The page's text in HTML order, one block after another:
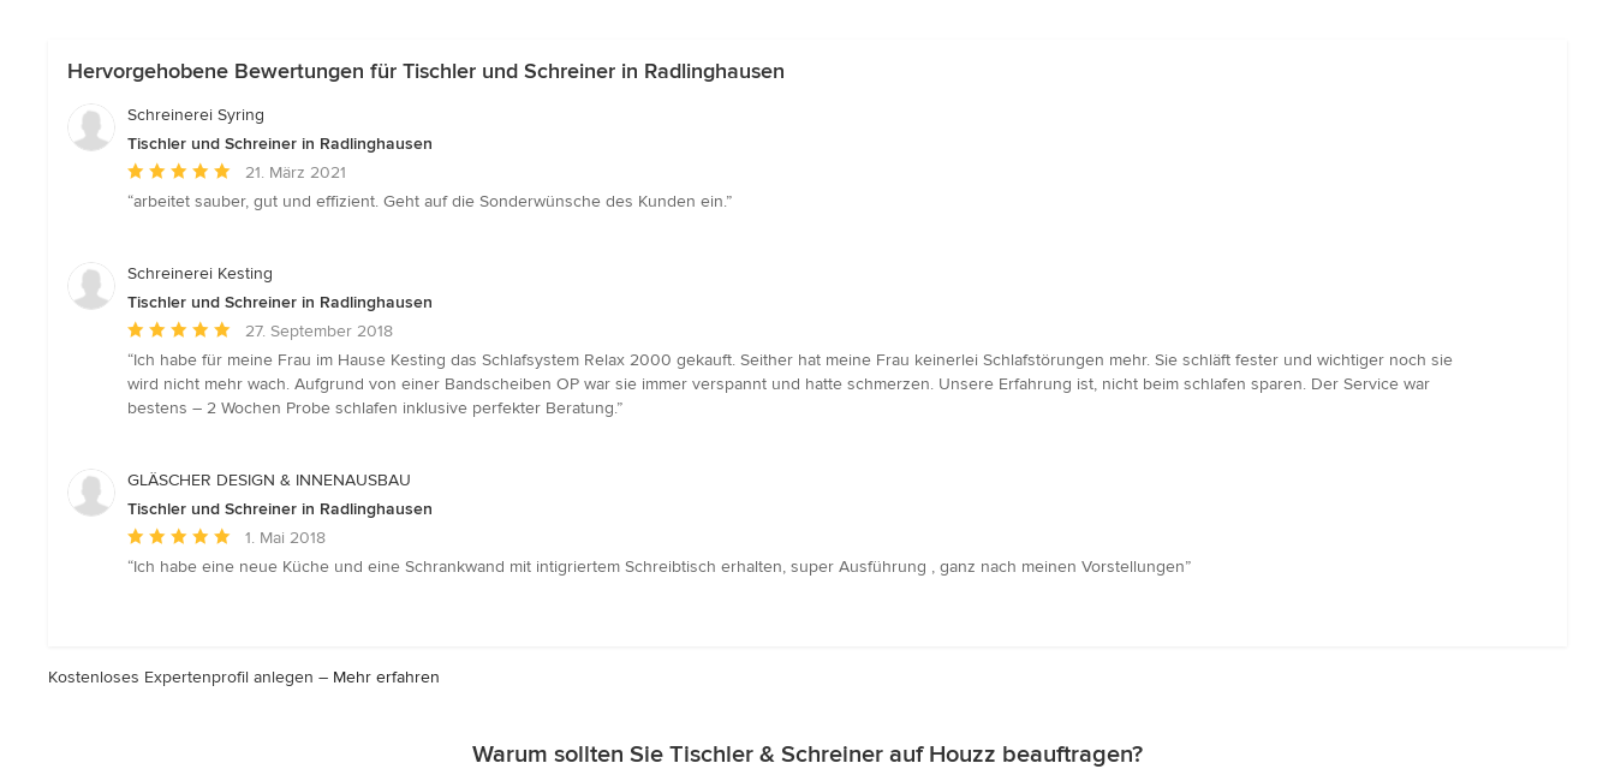
Hervorgehobene Bewertungen für Tischler und Schreiner in Radlinghausen
Schreinerei Syring
Tischler und Schreiner in Radlinghausen
Durchschnittliche
Bewertung:
5
21. März 2021
“arbeitet sauber, gut und effizient. Geht auf die Sonderwünsche des Kunden ein.”
Schreinerei Kesting
Tischler und Schreiner in Radlinghausen
Durchschnittliche
Bewertung:
5
von
27. September 2018
“Ich habe für meine Frau im Hause Kesting das Schlafsystem Relax 2000 gekauft. Seither hat meine Frau keinerlei Schlafstörungen mehr. Sie schläft fester und wichtiger noch sie
wird nicht mehr wach. Aufgrund von einer Bandscheiben OP war sie immer verspannt und hatte schmerzen. Unsere Erfahrung ist, nicht beim schlafen sparen. Der Service war
bestens – 2 Wochen Probe schlafen inklusive perfekter Beratung.”
GLÄSCHER DESIGN & INNENAUSBAU
Tischler und Schreiner in Radlinghausen
Durchschnittliche
Bewertung:
1. Mai 2018
“Ich habe eine neue Küche und eine Schrankwand mit intigriertem Schreibtisch erhalten, super Ausführung , ganz nach meinen Vorstellungen”
Kostenloses Expertenprofil anlegen – Mehr erfahren
Warum sollten Sie Tischler & Schreiner auf Houzz beauftragen?